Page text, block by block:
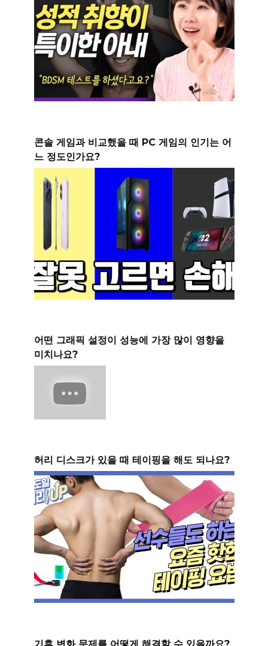
콘솔 게임과 비교했을 때 PC 게임의 인기는 어
느 정도인가요?
어떤 그래픽 설정이 성능에 가장 많이 영향을
미치나요?
허리 디스크가 있을 때 테이핑을 해도 되나요?
기후 변화 문제를 어떻게 해결할 수 있을까요?